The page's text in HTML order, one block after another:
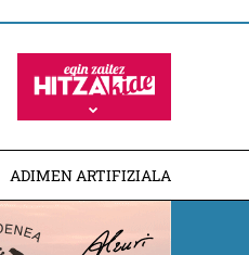
ADIMEN ARTIFIZIALA